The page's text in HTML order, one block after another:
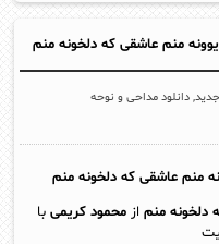
منم عاشقی که دلخونه منم
, دانلود مداحی و نوحه
منم عاشقی که دلخونه منم
دلخونه منم ازمحمود کریمی با